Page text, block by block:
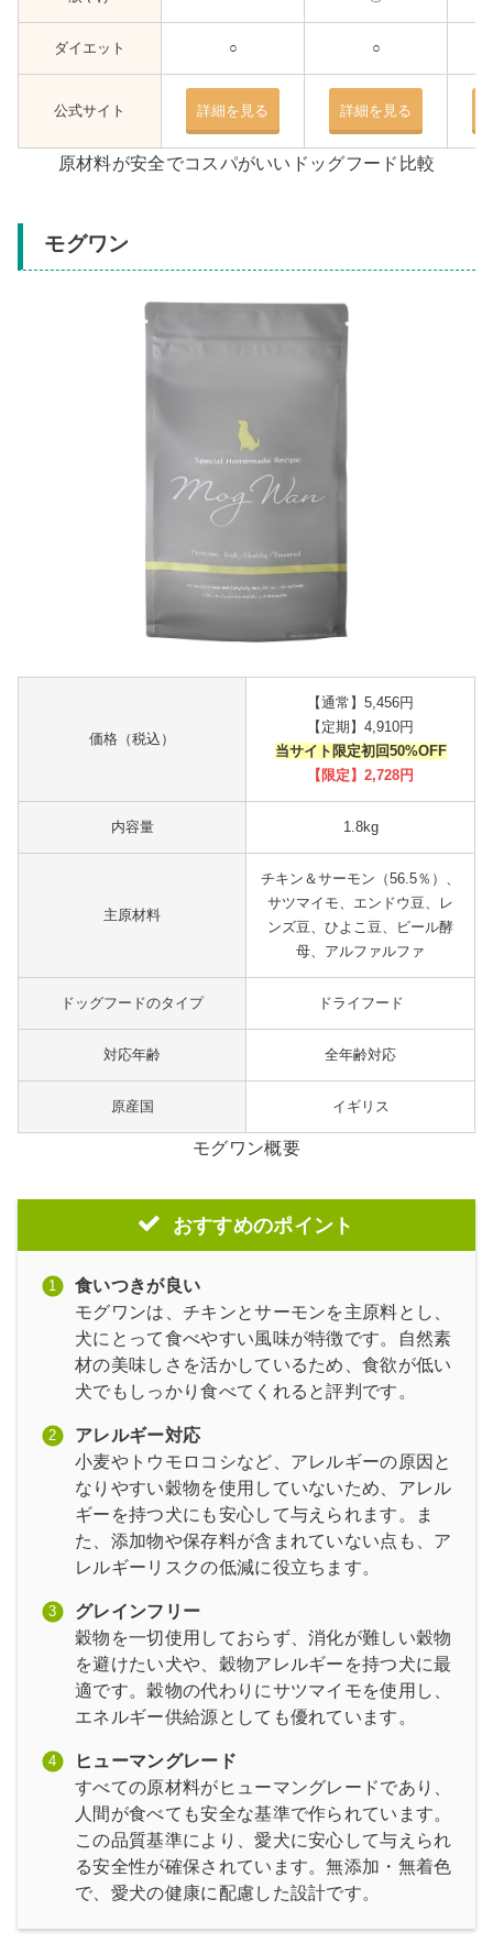
ダイエット ○ ○
公式サイト 詳細を見る 詳細を見る
原材料が安全でコスパがいいドッグフード比較
モグワン
価格（税込）
【通常】5,456円
【定期】4,910円
当サイト限定初回50%OFF
【限定】 2,728円
内容量 1.8kg
主原材料
チキン＆サーモン（56.5％）、
サツマイモ、エンドウ豆、レ
ンズ豆、ひよこ豆、ビール酵
母、アルファルファ
ドッグフードのタイプ ドライフード
対応年齢 全年齢対応
原産国 イギリス
モグワン概要
おすすめのポイント
食いつきが良い
モグワンは、チキンとサーモンを主原料とし、
犬にとって食べやすい風味が特徴です。自然素
材の美味しさを活かしているため、食欲が低い
犬でもしっかり食べてくれると評判です。
アレルギー対応
小麦やトウモロコシなど、アレルギーの原因と
なりやすい穀物を使用していないため、アレル
ギーを持つ犬にも安心して与えられます。ま
た、添加物や保存料が含まれていない点も、ア
レルギーリスクの低減に役立ちます。
グレインフリー
穀物を一切使用しておらず、消化が難しい穀物
を避けたい犬や、穀物アレルギーを持つ犬に最
適です。穀物の代わりにサツマイモを使用し、
エネルギー供給源としても優れています。
ヒューマングレード
すべての原材料がヒューマングレードであり、
人間が食べても安全な基準で作られています。
この品質基準により、愛犬に安心して与えられ
る安全性が確保されています。無添加・無着色
で、愛犬の健康に配慮した設計です。